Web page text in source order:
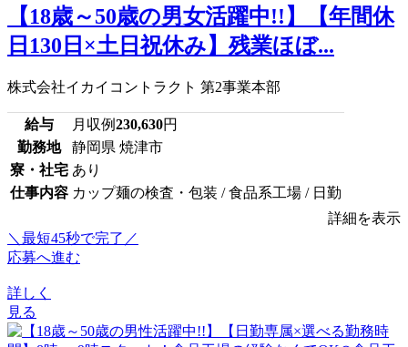
【18歳～50歳の男女活躍中!!】【年間休
日130日×土日祝休み】残業ほぼ...
株式会社イカイコントラクト 第2事業本部
給与 月収例230,630円
勤務地
静岡県 焼津市
寮・社宅 あり
仕事内容 カップ麺の検査・包装 / 食品系工場 / 日勤
詳細を表示
＼最短45秒で完了／
応募へ進む
詳しく
見る